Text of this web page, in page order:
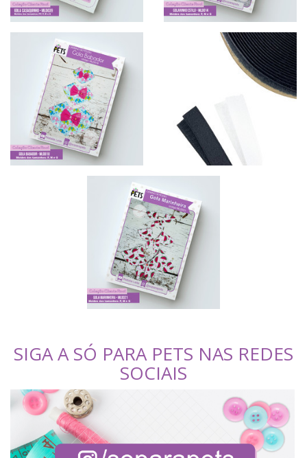
SIGA A SÓ PARA PETS NAS REDES
SOCIAIS